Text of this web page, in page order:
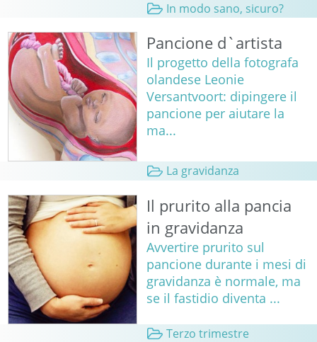
In modo sano, sicuro?
Pancione d`artista
Il progetto della fotografa
olandese Leonie
Versantvoort: dipingere il
pancione per aiutare la
ma...
La gravidanza
Il prurito alla pancia
in gravidanza
Avvertire prurito sul
pancione durante i mesi di
gravidanza è normale, ma
se il fastidio diventa ...
Terzo trimestre